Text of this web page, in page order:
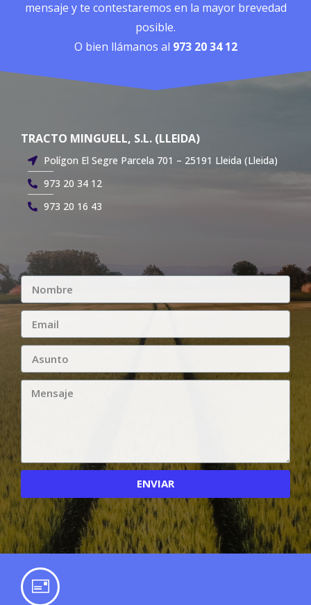
mensaje y te contestaremos en la mayor brevedad
posible.
O bien llámanos al 973 20 34 12
TRACTO MINGUELL, S.L. (LLEIDA)
Polígon El Segre Parcela 701 – 25191 Lleida (Lleida)
973 20 34 12
973 20 16 43
ENVIAR